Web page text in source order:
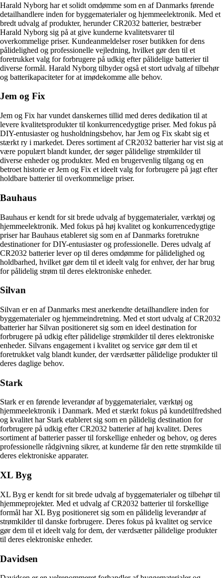
Harald Nyborg har et solidt omdømme som en af Danmarks førende
detailhandlere inden for byggematerialer og hjemmeelektronik. Med et
bredt udvalg af produkter, herunder CR2032 batterier, bestræber
Harald Nyborg sig på at give kunderne kvalitetsvarer til
overkommelige priser. Kundeanmeldelser roser butikken for dens
pålidelighed og professionelle vejledning, hvilket gør den til et
foretrukket valg for forbrugere på udkig efter pålidelige batterier til
diverse formål. Harald Nyborg tilbyder også et stort udvalg af tilbehør
og batterikapaciteter for at imødekomme alle behov.
Jem og Fix
Jem og Fix har vundet danskernes tillid med deres dedikation til at
levere kvalitetsprodukter til konkurrencedygtige priser. Med fokus på
DIY-entusiaster og husholdningsbehov, har Jem og Fix skabt sig et
stærkt ry i markedet. Deres sortiment af CR2032 batterier har vist sig at
være populært blandt kunder, der søger pålidelige strømkilder til
diverse enheder og produkter. Med en brugervenlig tilgang og en
betroet historie er Jem og Fix et ideelt valg for forbrugere på jagt efter
holdbare batterier til overkommelige priser.
Bauhaus
Bauhaus er kendt for sit brede udvalg af byggematerialer, værktøj og
hjemmeelektronik. Med fokus på høj kvalitet og konkurrencedygtige
priser har Bauhaus etableret sig som en af Danmarks foretrukne
destinationer for DIY-entusiaster og professionelle. Deres udvalg af
CR2032 batterier lever op til deres omdømme for pålidelighed og
holdbarhed, hvilket gør dem til et ideelt valg for enhver, der har brug
for pålidelig strøm til deres elektroniske enheder.
Silvan
Silvan er en af Danmarks mest anerkendte detailhandlere inden for
byggematerialer og hjemmeindretning. Med et stort udvalg af CR2032
batterier har Silvan positioneret sig som en ideel destination for
forbrugere på udkig efter pålidelige strømkilder til deres elektroniske
enheder. Silvans engagement i kvalitet og service gør dem til et
foretrukket valg blandt kunder, der værdsætter pålidelige produkter til
deres daglige behov.
Stark
Stark er en førende leverandør af byggematerialer, værktøj og
hjemmeelektronik i Danmark. Med et stærkt fokus på kundetilfredshed
og kvalitet har Stark etableret sig som en pålidelig destination for
forbrugere på udkig efter CR2032 batterier af høj kvalitet. Deres
sortiment af batterier passer til forskellige enheder og behov, og deres
professionelle rådgivning sikrer, at kunderne får den rette strømkilde til
deres elektroniske apparater.
XL Byg
XL Byg er kendt for sit brede udvalg af byggematerialer og tilbehør til
hjemmeprojekter. Med et udvalg af CR2032 batterier til forskellige
formål har XL Byg positioneret sig som en pålidelig leverandør af
strømkilder til danske forbrugere. Deres fokus på kvalitet og service
gør dem til et ideelt valg for dem, der værdsætter pålidelige produkter
til deres elektroniske enheder.
Davidsen